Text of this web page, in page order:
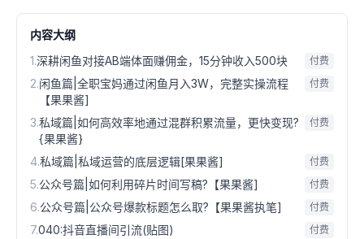
内容大纲
1.深耕闲鱼对接AB端体面赚佣金，15分钟收入500块 付费
2.闲鱼篇|全职宝妈通过闲鱼月入3W，完整实操流程
【果果酱]
付费
3.私域篇|如何高效率地通过混群积累流量，更快变现?
{果果酱}
付费
4.私域篇|私域运营的底层逻辑[果果酱] 付费
5.公众号篇|如何利用碎片时间写稿?【果果酱] 付费
6.公众号篇|公众号爆款标题怎么取?【果果酱执笔] 付费
7.040:抖音直播间引流(贴图) 付费